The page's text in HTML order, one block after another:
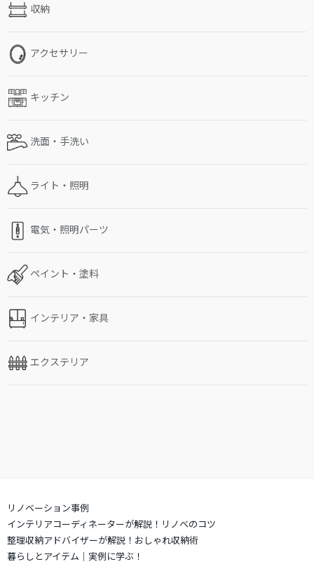
収納
アクセサリー
キッチン
洗面・手洗い
ライト・照明
電気・照明パーツ
ペイント・塗料
インテリア・家具
エクステリア
リノベーション事例
インテリアコーディネーターが解説！リノベのコツ
整理収納アドバイザーが解説！おしゃれ収納術
暮らしとアイテム｜実例に学ぶ！